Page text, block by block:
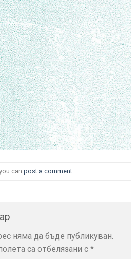
can post a comment
няма да бъде публикуван.
са отбелязани с *